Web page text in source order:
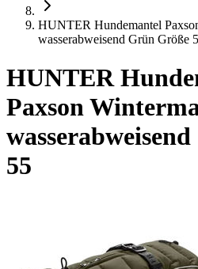
HUNTER Hundemantel
wasserabweisend Grün Größe
HUNTER
Paxson
55